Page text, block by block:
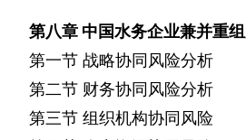
第八章 中国水务企业兼并重
第一节 战略协同风险分析
第二节 财务协同风险分析
第三节 组织机构协同风险